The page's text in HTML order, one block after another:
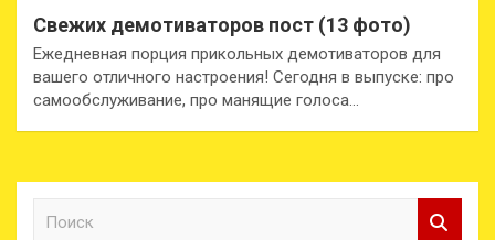
Свежих демотиваторов пост (13 фото)
Ежедневная порция прикольных демотиваторов для
вашего отличного настроения! Сегодня в выпуске: про
самообслуживание, про манящие голоса…